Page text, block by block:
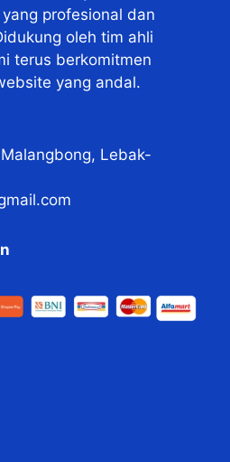
profesional dan
oleh tim ahli
terus berkomitmen
yang andal.
Lebak-